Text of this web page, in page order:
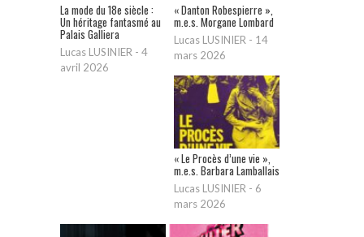
La mode du 18e siècle :
Un héritage fantasmé au
Palais Galliera
Lucas LUSINIER - 4
avril 2026
« Danton Robespierre »,
m.e.s. Morgane Lombard
Lucas LUSINIER - 14
mars 2026
« Le Procès d’une vie »,
m.e.s. Barbara Lamballais
Lucas LUSINIER - 6
mars 2026